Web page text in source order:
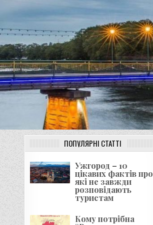
ПОПУЛЯРНІ СТАТТІ
Ужгород – 10
цікавих фактів про
які не завжди
розповідають
туристам
Кому потрібна